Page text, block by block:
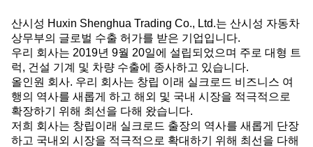
산시성 Huxin Shenghua Trading Co., Ltd.는 산시성 자동차
상무부의 글로벌 수출 허가를 받은 기업입니다.
우리 회사는 2019년 9월 20일에 설립되었으며 주로 대형 트
럭, 건설 기계 및 차량 수출에 종사하고 있습니다.
올인원 회사. 우리 회사는 창립 이래 실크로드 비즈니스 여
행의 역사를 새롭게 하고 해외 및 국내 시장을 적극적으로
확장하기 위해 최선을 다해 왔습니다.
저희 회사는 창립이래 실크로드 출장의 역사를 새롭게 단장
하고 국내외 시장을 적극적으로 확대하기 위해 최선을 다해